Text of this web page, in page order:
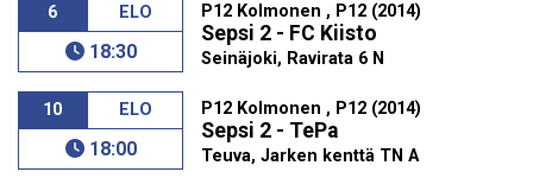
6 ELO
18:30
P12 Kolmonen , P12 (2014)
Sepsi 2 - FC Kiisto
Seinäjoki, Ravirata 6 N
10 ELO
18:00
P12 Kolmonen , P12 (2014)
Sepsi 2 - TePa
Teuva, Jarken kenttä TN A